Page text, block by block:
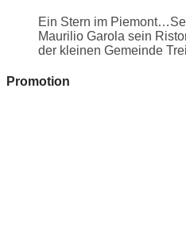
Ein Stern im
Maurilio Garola sein
der kleinen Gemeinde
Promotion